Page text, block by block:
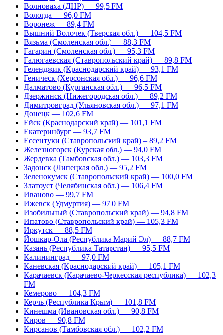
Волноваха (ДНР) — 99,5 FM
Вологда — 96,0 FM
Воронеж — 89,4 FM
Вышний Волочек (Тверская обл.) — 104,5 FM
Вязьма (Смоленская обл.) — 88,3 FM
Гагарин (Смоленская обл.) — 95,3 FM
Галюгаевская (Ставропольский край) — 89,8 FM
Геленджик (Краснодарский край) — 93,1 FM
Геническ (Херсонская обл.) — 96,6 FM
Далматово (Курганская обл.) — 96,5 FM
Дзержинск (Нижегородская обл.) — 89,2 FM
Димитровград (Ульяновская обл.) — 97,1 FM
Донецк — 102,6 FM
Ейск (Краснодарский край) — 101,1 FM
Екатеринбург — 93,7 FM
Ессентуки (Ставропольский край) – 89,2 FM
Железногорск (Курская обл.) — 94,0 FM
Жердевка (Тамбовская обл.) — 103,3 FM
Задонск (Липецкая обл.) — 95,2 FM
Зеленокумск (Ставропольский край) — 100,0 FM
Златоуст (Челябинская обл.) — 106,4 FM
Иваново — 99,7 FM
Ижевск (Удмуртия) — 97,0 FM
Изобильный (Ставропольский край) — 94,8 FM
Ипатово (Ставропольский край) — 105,3 FM
Иркутск — 88,5 FM
Йошкар-Ола (Республика Марий Эл) — 88,7 FM
Казань (Республика Татарстан) — 95,5 FM
Калининград — 97,0 FM
Каневская (Краснодарский край) — 105,1 FM
Карачаевск (Карачаево-Черкесская республика) — 102,3
FM
Кемерово — 104,3 FM
Керчь (Республика Крым) — 101,8 FM
Кинешма (Ивановская обл.) — 90,8 FM
Киров — 90,8 FM
Кирсанов (Тамбовская обл.) — 102,2 FM